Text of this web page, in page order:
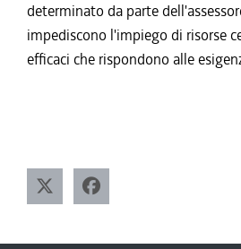
determinato da parte
impediscono l'impiego di risorse
efficaci che rispondono alle